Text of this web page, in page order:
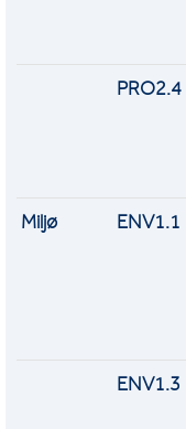
PRO2.4
Miljø ENV1.1
ENV1.3